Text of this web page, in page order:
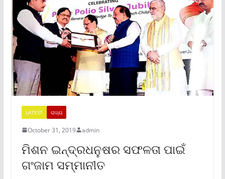
LATEST ରାଜ୍ୟ
October 31, 2019 admin
ମିଶନ ଇନ୍ଦ୍ରଧନୁଷର ସଫଳତା ପାଇଁ
ଗଂଜାମ ସମ୍ମାନୀତ